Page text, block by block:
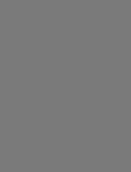
die
meiner Anfrage